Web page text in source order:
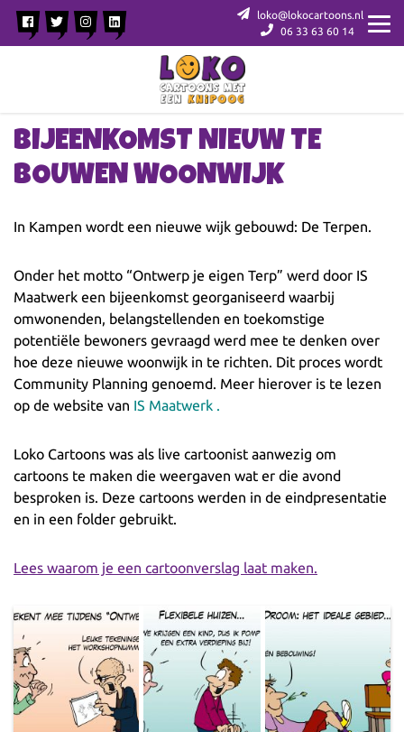
loko@lokocartoons.nl
06 33 63 60 14
BIJEENKOMST NIEUW TE
BOUWEN WOONWIJK
In Kampen wordt een nieuwe wijk gebouwd: De Terpen.
Onder het motto “Ontwerp je eigen Terp” werd door IS
Maatwerk een bijeenkomst georganiseerd waarbij
omwonenden, belangstellenden en toekomstige
potentiële bewoners gevraagd werd mee te denken over
hoe deze nieuwe woonwijk in te richten. Dit proces wordt
Community Planning genoemd. Meer hierover is te lezen
op de website van IS Maatwerk .
Loko Cartoons was als live cartoonist aanwezig om
cartoons te maken die weergaven wat er die avond
besproken is. Deze cartoons werden in de eindpresentatie
en in een folder gebruikt.
Lees waarom je een cartoonverslag laat maken.